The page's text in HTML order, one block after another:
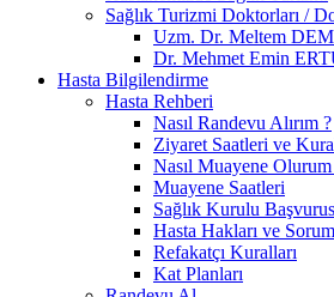
Sağlık Turizmi Doktorları /
Uzm. Dr. Meltem
Dr. Mehmet Emin
Hasta Bilgilendirme
Hasta Rehberi
Nasıl Randevu Alırım ?
Ziyaret Saatleri ve
Nasıl Muayene Olurum
Muayene Saatleri
Sağlık Kurulu
Hasta Hakları ve
Refakatçı Kuralları
Kat Planları